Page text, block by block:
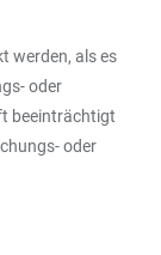
werden, als es
oder
beeinträchtigt
oder